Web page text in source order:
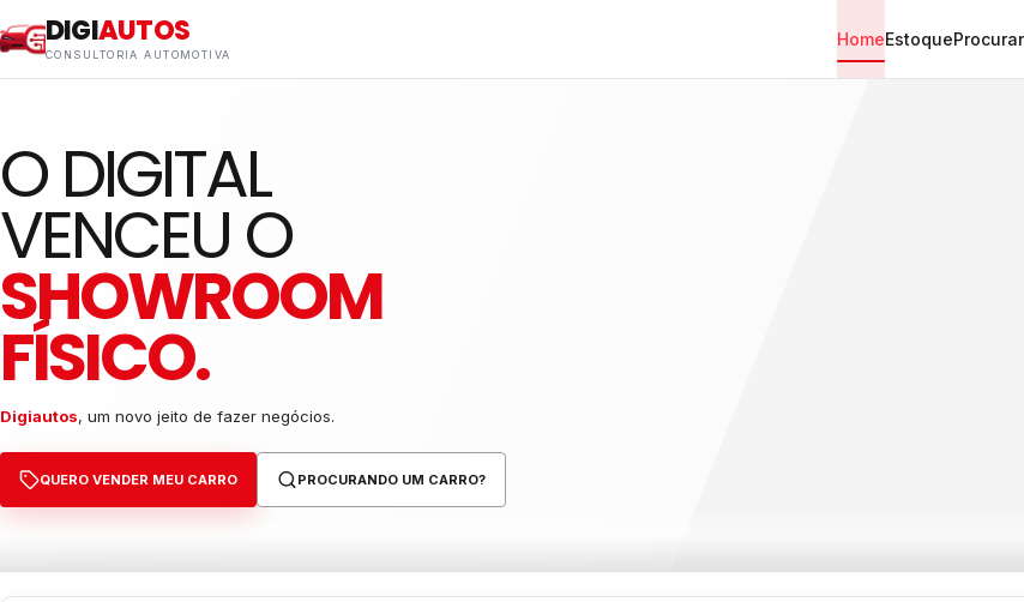
DIGIAUTOS
CONSULTORIA AUTOMOTIVA
HomeEstoque
O DIGITAL
VENCEU O
SHOWROOM
FÍSICO.
Digiautos, um novo jeito de fazer negócios.
QUERO VENDER MEU CARRO PROCURANDO UM CARRO?